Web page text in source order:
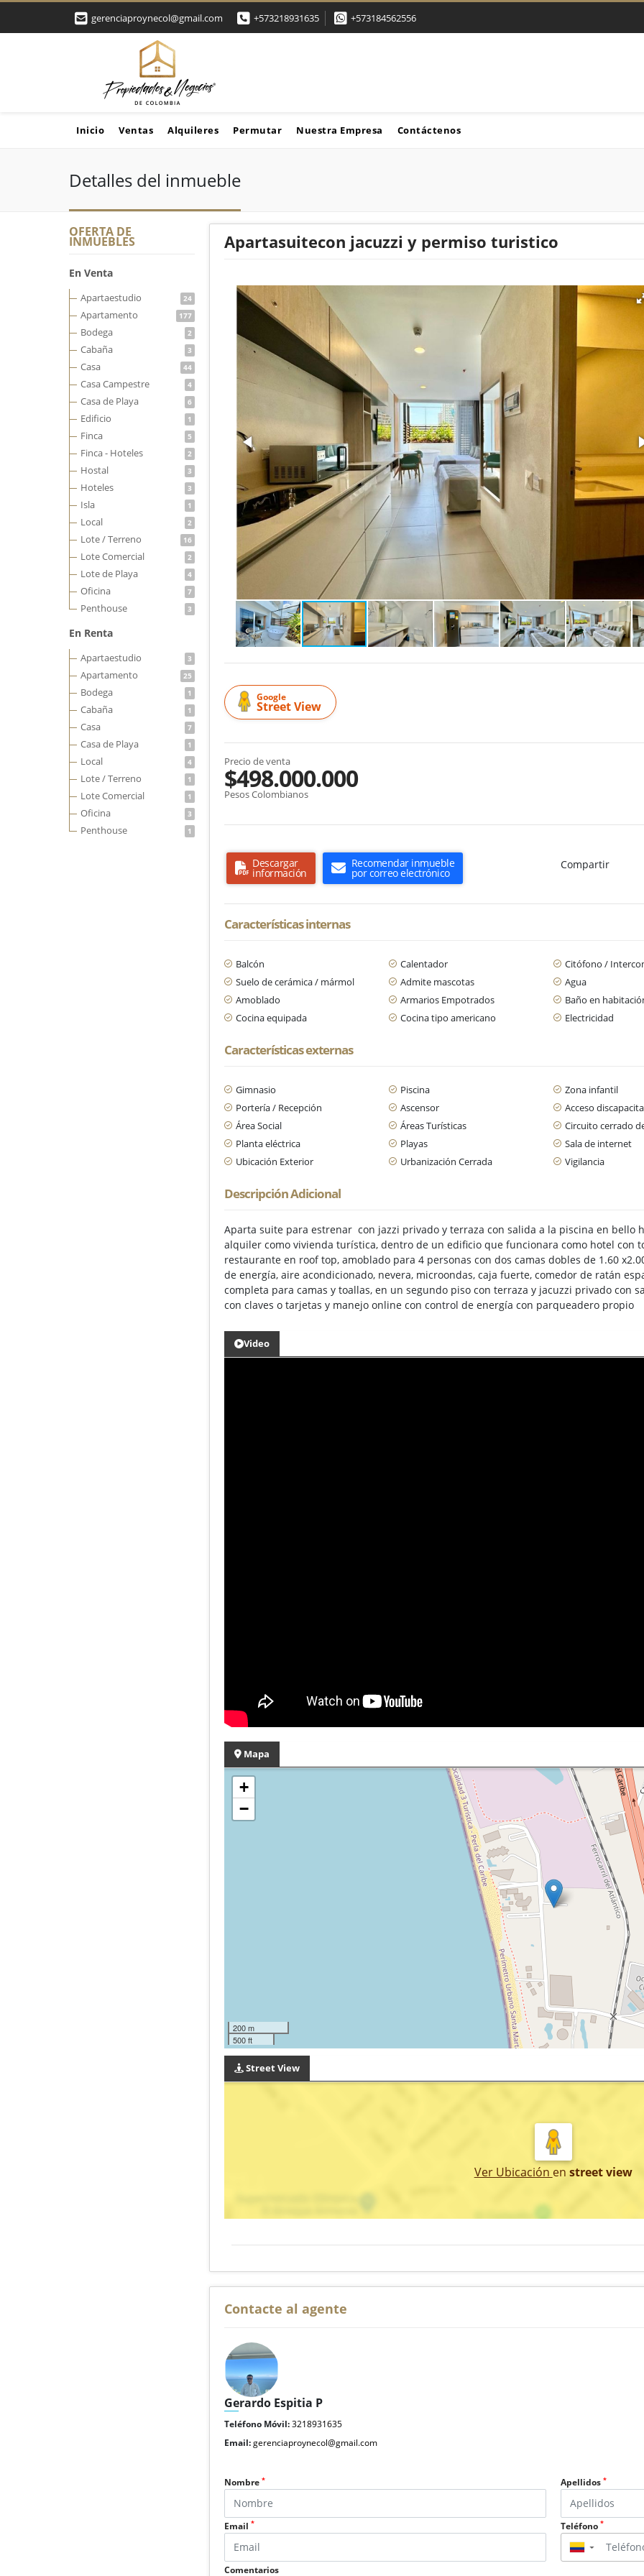
gerenciaproynecol@gmail.com +573218931635 +573184562556
Inicio Ventas Alquileres Permutar Nuestra Empresa Contáctenos
Detalles del inmueble
OFERTA DE
INMUEBLES
En Venta
Apartaestudio 24
Apartamento 177
Bodega 2
Cabaña 3
Casa 44
Casa Campestre 4
Casa de Playa 6
Edificio 1
Finca 5
Finca - Hoteles 2
Hostal 3
Hoteles 3
Isla 1
Local 2
Lote / Terreno 16
Lote Comercial 2
Lote de Playa 4
Oficina 7
Penthouse 3
En Renta
Apartaestudio 3
Apartamento 25
Bodega 1
Cabaña 1
Casa 7
Casa de Playa 1
Local 4
Lote / Terreno 1
Lote Comercial 1
Oficina 3
Penthouse 1
Apartasuitecon jacuzzi y permiso turistico
Google
Street View
Precio de venta
$498.000.000
Pesos Colombianos
Descargar
información
Recomendar inmueble
por correo electrónico
Compartir
Características internas
Balcón Calentador Citófono /
Suelo de cerámica / mármol
Admite mascotas Agua
Amoblado
Armarios Empotrados Baño en
Cocina equipada
Cocina tipo americano Electricidad
Características externas
Gimnasio Piscina Zona infantil
Portería / Recepción
Ascensor Acceso
Área Social
Áreas Turísticas Circuito cerrado
Planta eléctrica
Playas Sala de internet
Ubicación Exterior
Urbanización Cerrada Vigilancia
Descripción Adicional
Aparta suite para estrenar con jazzi privado y terraza con salida a la piscina en bello
alquiler como vivienda turística, dentro de un edificio que funcionara como hotel con
restaurante en roof top, amoblado para 4 personas con dos camas dobles de 1.60
de energía, aire acondicionado, nevera, microondas, caja fuerte, comedor de ratán
completa para camas y toallas, en un segundo piso con terraza y jacuzzi privado con
con claves o tarjetas y manejo online con control de energía con parqueadero propio
Video
Mapa
+
−
200 m
500 ft
Street View
Ver Ubicación en street view
Contacte al agente
Gerardo Espitia P
Teléfono Móvil:3218931635
Email:gerenciaproynecol@gmail.com
Nombre* Apellidos *
Email* Teléfono *
▼
Comentarios